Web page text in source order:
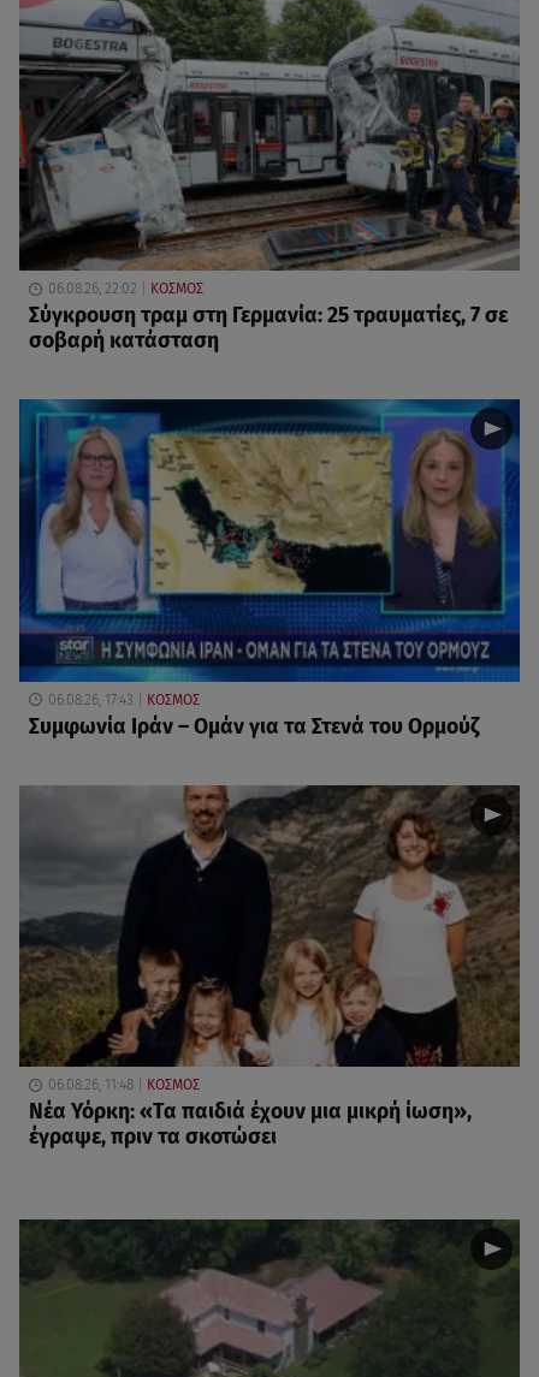
06.08.26, 22:02 ΚΟΣΜΟΣ
Σύγκρουση τραμ στη Γερμανία: 25 τραυματίες, 7 σε
σοβαρή κατάσταση
06.08.26, 17:43 ΚΟΣΜΟΣ
Συμφωνία Ιράν – Ομάν για τα Στενά του Ορμούζ
06.08.26, 11:48 ΚΟΣΜΟΣ
Νέα Υόρκη: «Τα παιδιά έχουν μια μικρή ίωση»,
έγραψε, πριν τα σκοτώσει